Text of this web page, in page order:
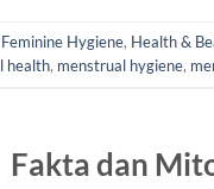
Feminine Hygiene, Health &
health, menstrual hygiene,
Fakta dan